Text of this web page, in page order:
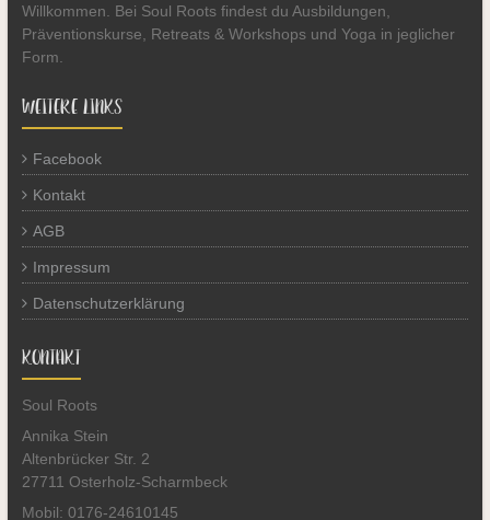
Willkommen. Bei Soul Roots findest du Ausbildungen,
Präventionskurse, Retreats & Workshops und Yoga in jeglicher
Form.
WEITERE LINKS
Facebook
Kontakt
AGB
Impressum
Datenschutzerklärung
KONTAKT
Soul Roots
Annika Stein
Altenbrücker Str. 2
27711 Osterholz-Scharmbeck
Mobil: 0176-24610145